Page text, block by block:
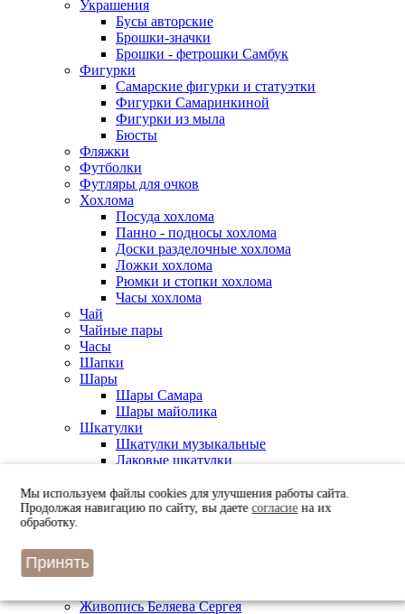
Украшения
Бусы авторские
Брошки-значки
Брошки - фетрошки Самбук
Фигурки
Самарские фигурки и статуэтки
Фигурки Самаринкиной
Фигурки из мыла
Бюсты
Фляжки
Футболки
Футляры для очков
Хохлома
Посуда хохлома
Панно - подносы хохлома
Доски разделочные хохлома
Ложки хохлома
Рюмки и стопки хохлома
Часы хохлома
Чай
Чайные пары
Часы
Шапки
Шары
Шары Самара
Шары майолика
Шкатулки
Шкатулки музыкальные
Лаковые шкатулки
Берестяные шкатулки
Шоколад
Живопись Лукашука Николая
Живопись Ротанина Андрея
Живопись Беляева Сергея
Мы используем файлы cookies для улучшения работы сайта.
Продолжая навигацию по сайту, вы даетесогласиена их
обработку.
Принять